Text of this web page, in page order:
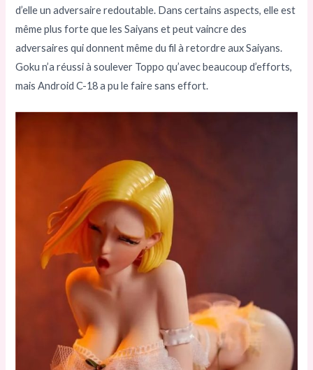
d’elle un adversaire redoutable. Dans certains aspects, elle est
même plus forte que les Saiyans et peut vaincre des
adversaires qui donnent même du fil à retordre aux Saiyans.
Goku n’a réussi à soulever Toppo qu’avec beaucoup d’efforts,
mais Android C-18 a pu le faire sans effort.